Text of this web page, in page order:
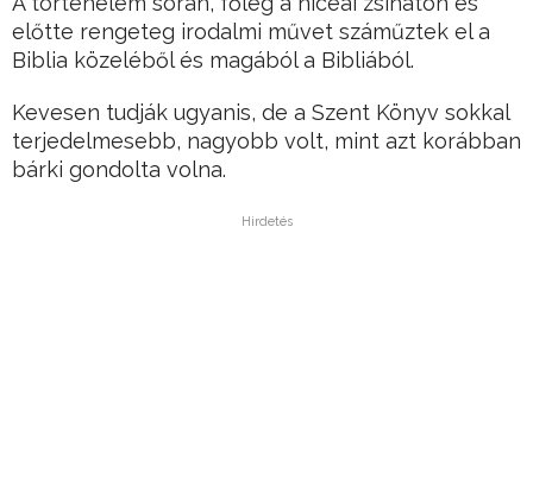
előtte rengeteg irodalmi művet száműztek el a
Biblia közeléből és magából a Bibliából.
Kevesen tudják ugyanis, de a Szent Könyv sokkal
terjedelmesebb, nagyobb volt, mint azt korábban
bárki gondolta volna.
Hirdetés